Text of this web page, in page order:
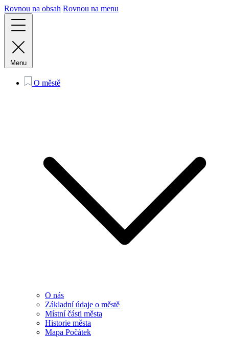
Rovnou na obsah Rovnou na menu
Menu
O městě
O nás
Základní údaje o městě
Místní části města
Historie města
Mapa Počátek